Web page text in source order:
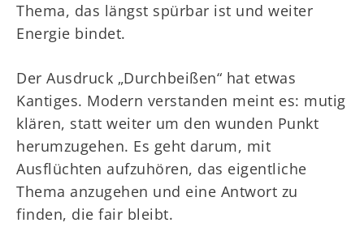
Thema, das längst spürbar ist und weiter
Energie bindet.
Der Ausdruck „Durchbeißen“ hat etwas
Kantiges. Modern verstanden meint es: mutig
klären, statt weiter um den wunden Punkt
herumzugehen. Es geht darum, mit
Ausflüchten aufzuhören, das eigentliche
Thema anzugehen und eine Antwort zu
finden, die fair bleibt.